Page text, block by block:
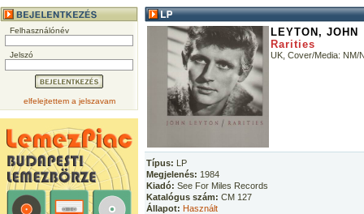
Felhasználónév
Jelszó
elfelejtettem a jelszavam
LEYTON, JOHN
Rarities
UK, Cover/Media: NM/
Típus: LP
Megjelenés: 1984
Kiadó: See For Miles Records
Katalógus szám: CM 127
Állapot: Használt